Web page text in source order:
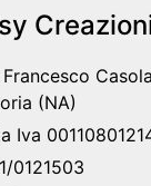
(NA)
Iva
0121503